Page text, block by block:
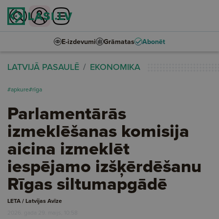
E-izdevumi Grāmatas Abonēt
LATVIJĀ PASAULĒ EKONOMIKA
#apkure#rīga
Parlamentārās
izmeklēšanas komisija
aicina izmeklēt
iespējamo izšķērdēšanu
Rīgas siltumapgādē
LETA / Latvijas Avīze
2026. gada 29. maijs, 10:58